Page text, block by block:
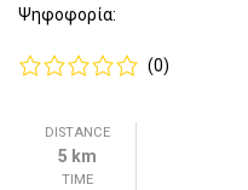
Ψηφοφορία:
(0)
DISTANCE
5 km
TIME